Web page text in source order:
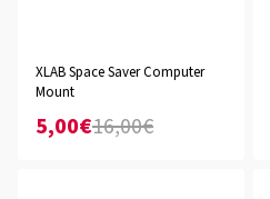
XLAB Space Saver Computer
Mount
5,00€16,00€